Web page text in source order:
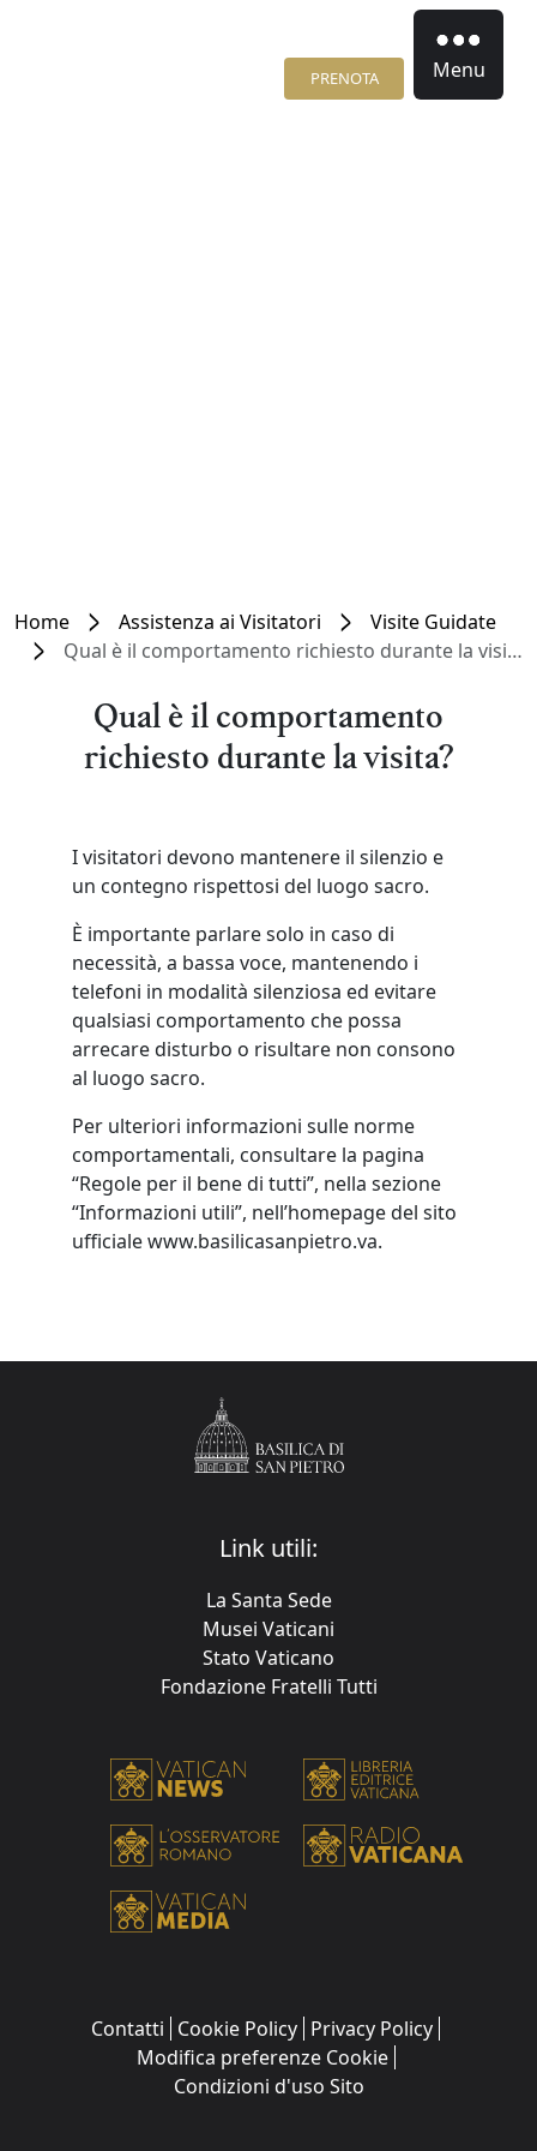
PRENOTA Menu
Home Assistenza ai Visitatori
Visite Guidate
Qual è il comportamento richiesto durante la visita?
Qual è il comportamento
richiesto durante la visita?
I visitatori devono mantenere il silenzio e
un contegno rispettosi del luogo sacro.
È importante parlare solo in caso di
necessità, a bassa voce, mantenendo i
telefoni in modalità silenziosa ed evitare
qualsiasi comportamento che possa
arrecare disturbo o risultare non consono
al luogo sacro.
Per ulteriori informazioni sulle norme
comportamentali, consultare la pagina
“Regole per il bene di tutti”, nella sezione
“Informazioni utili”, nell’homepage del sito
ufficiale www.basilicasanpietro.va.
Link utili:
La Santa Sede
Musei Vaticani
Stato Vaticano
Fondazione Fratelli Tutti
Contatti Cookie Policy Privacy Policy
Modifica preferenze Cookie
Condizioni d'uso Sito